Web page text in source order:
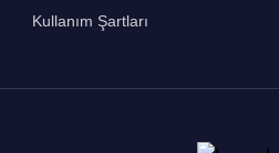
Kullanım Şartları